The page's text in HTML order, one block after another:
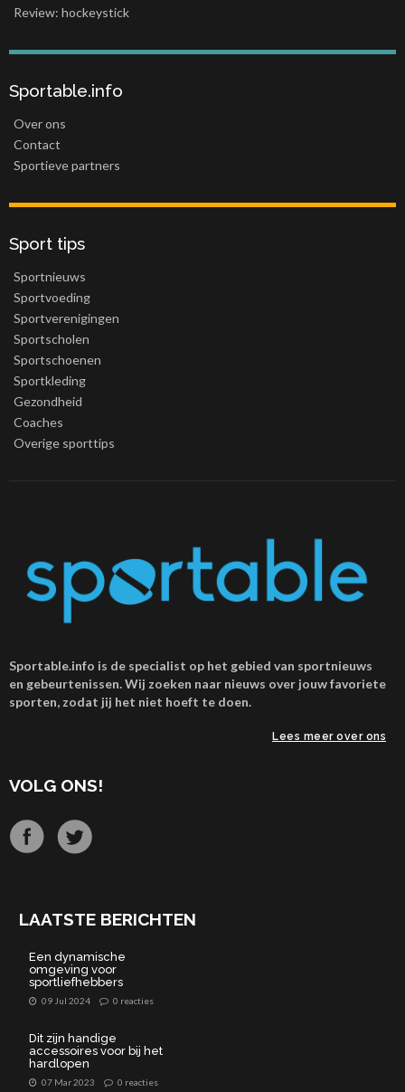
Review: hockeystick
Sportable.info
Over ons
Contact
Sportieve partners
Sport tips
Sportnieuws
Sportvoeding
Sportverenigingen
Sportscholen
Sportschoenen
Sportkleding
Gezondheid
Coaches
Overige sporttips
Sportable.info is de specialist op het gebied van sportnieuws
en gebeurtenissen. Wij zoeken naar nieuws over jouw favoriete
sporten, zodat jij het niet hoeft te doen.
Lees meer over ons
VOLG ONS!
LAATSTE BERICHTEN
Een dynamische
omgeving voor
sportliefhebbers
09 Jul 2024 0 reacties
Dit zijn handige
accessoires voor bij het
hardlopen
07 Mar 2023 0 reacties